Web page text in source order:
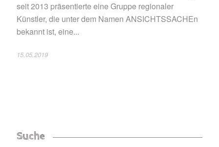
seit 2013 präsentierte eine Gruppe regionaler
Künstler, die unter dem Namen ANSICHTSSACHEn
bekannt ist, eine...
15.05.2019
Suche